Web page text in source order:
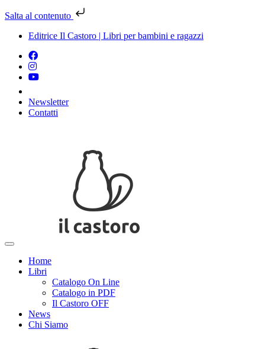
Salta al contenuto
Editrice Il Castoro | Libri per bambini e ragazzi
Newsletter
Contatti
Home
Libri
Catalogo On Line
Catalogo in PDF
Il Castoro OFF
News
Chi Siamo